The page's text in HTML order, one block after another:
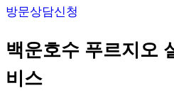
방문상담신청
백운호수 푸르지오
비스